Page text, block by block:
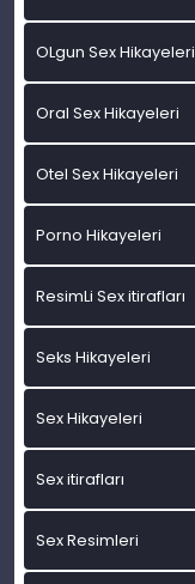
OLgun Sex Hikayeleri
Oral Sex Hikayeleri
Otel Sex Hikayeleri
Porno Hikayeleri
ResimLi Sex itirafları
Seks Hikayeleri
Sex Hikayeleri
Sex itirafları
Sex Resimleri